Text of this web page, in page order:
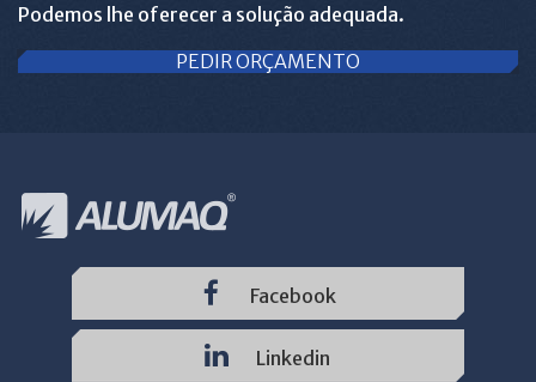
Podemos lhe oferecer a solução adequada.
PEDIR ORÇAMENTO
Facebook
Linkedin